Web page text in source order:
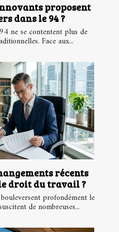
proposent
dans le 94 ?
ne se contentent plus de
Face aux...
récents
droit du travail ?
profondément le
de nombreuses...